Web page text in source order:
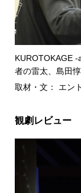
KUROTOKAGE
者の雷太、島田
取材・文： エン
観劇レビュー